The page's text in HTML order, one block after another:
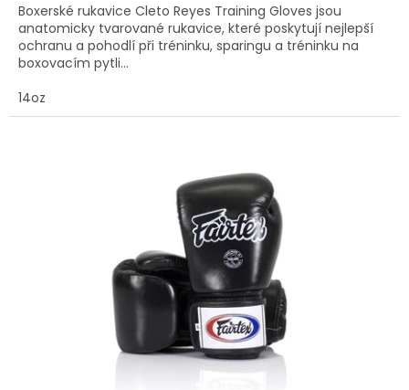
Boxerské rukavice Cleto Reyes Training Gloves jsou
anatomicky tvarované rukavice, které poskytují nejlepší
ochranu a pohodlí při tréninku, sparingu a tréninku na
boxovacím pytli...
14oz